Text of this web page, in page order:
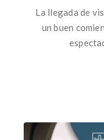
La llegada de
un buen